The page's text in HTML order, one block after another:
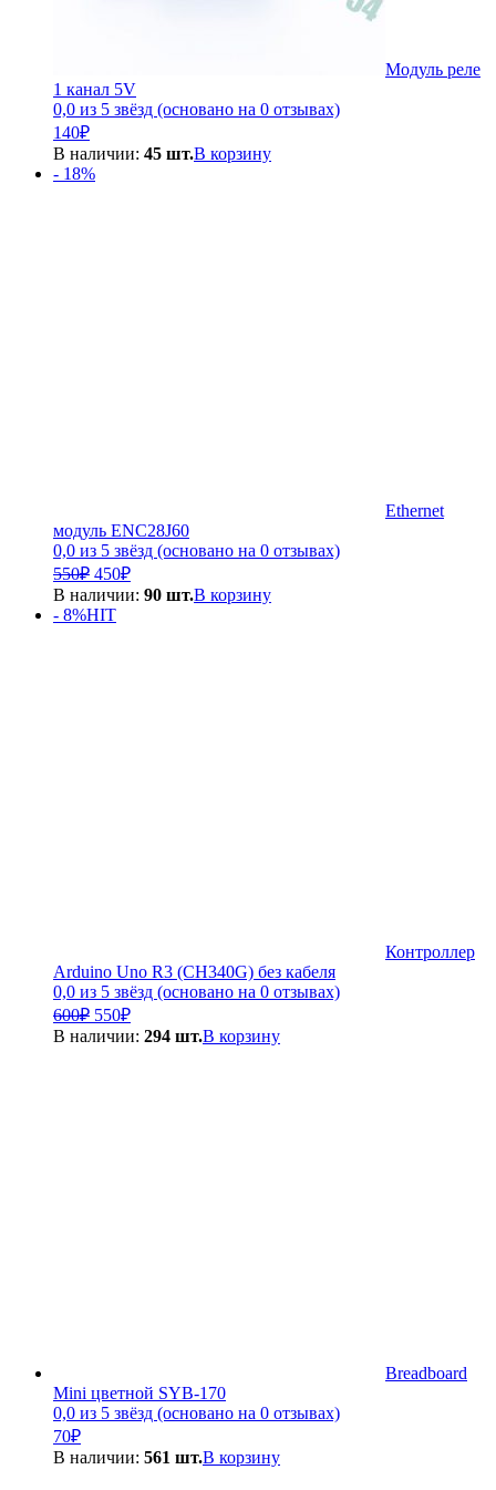
Модуль реле
1 канал 5V
0,0 из 5 звёзд (основано на 0 отзывах)
140₽
В наличии: 45 шт.В корзину
- 18%
Ethernet
модуль ENC28J60
0,0 из 5 звёзд (основано на 0 отзывах)
550₽ Первоначальная
цена
составляла
450₽Текущая
цена:
В наличии: 90 шт.В корзину
- 8%HIT
Контроллер
Arduino Uno R3 (CH340G) без кабеля
0,0 из 5 звёзд (основано на 0 отзывах)
600₽ Первоначальная
цена
550₽Текущая
цена:
В наличии: 294 шт.В корзину
Breadboard
Mini цветной SYB-170
0,0 из 5 звёзд (основано на 0 отзывах)
70₽
В наличии: 561 шт.В корзину